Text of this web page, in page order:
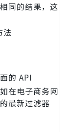
同的结果，这
法
的 API
在电子商务网
最新过滤器